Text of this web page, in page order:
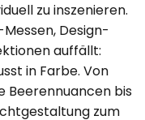
zu inszenieren.
Design-
auffällt:
in Farbe. Von
Beerennuancen bis
zum